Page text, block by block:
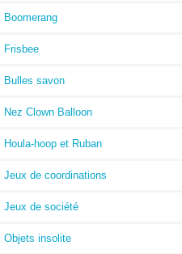
Boomerang
Frisbee
Bulles savon
Nez Clown Balloon
Houla-hoop et Ruban
Jeux de coordinations
Jeux de société
Objets insolite